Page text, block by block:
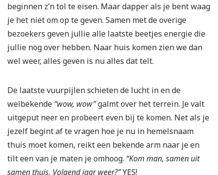
beginnen z’n tol te eisen. Maar dapper als je bent waag
je het niet om op te geven. Samen met de overige
bezoekers geven jullie alle laatste beetjes energie die
jullie nog over hebben. Naar huis komen zien we dan
wel weer, alles geven is nu alles dat telt.
De laatste vuurpijlen schieten de lucht in en de
welbekende “wow, wow”galmt over het terrein. Je valt
uitgeput neer en probeert even bij te komen. Net als je
jezelf begint af te vragen hoe je nu in hemelsnaam
thuis moet komen, reikt een bekende arm naar je en
tilt een van je maten je omhoog. “Kom man, samen uit
samen thuis. Volgend jaar weer?”YES!